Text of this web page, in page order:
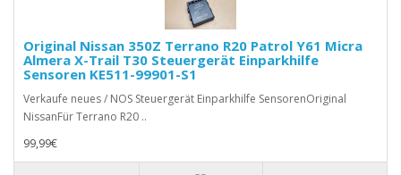
Original Nissan 350Z Terrano R20 Patrol Y61 Micra
Almera X-Trail T30 Steuergerät Einparkhilfe
Sensoren KE511-99901-S1
Verkaufe neues / NOS Steuergerät Einparkhilfe SensorenOriginal
NissanFür Terrano R20 ..
99,99€